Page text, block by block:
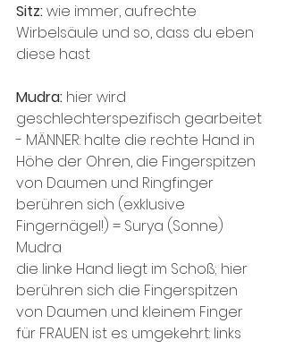
Sitz: wie immer, aufrechte
Wirbelsäule und so, dass du eben
diese hast
Mudra: hier wird
geschlechterspezifisch gearbeitet
- MÄNNER: halte die rechte Hand in
Höhe der Ohren, die Fingerspitzen
von Daumen und Ringfinger
berühren sich (exklusive
Fingernägel!) = Surya (Sonne)
Mudra
die linke Hand liegt im Schoß; hier
berühren sich die Fingerspitzen
von Daumen und kleinem Finger
für FRAUEN ist es umgekehrt: links